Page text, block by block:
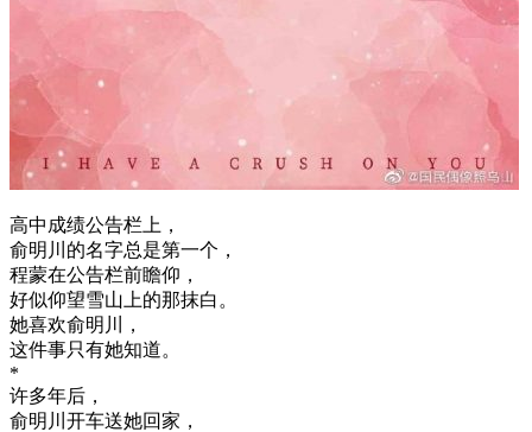
高中成绩公告栏上，
俞明川的名字总是第一个，
程蒙在公告栏前瞻仰，
好似仰望雪山上的那抹白。
她喜欢俞明川，
这件事只有她知道。
*
许多年后，
俞明川开车送她回家，